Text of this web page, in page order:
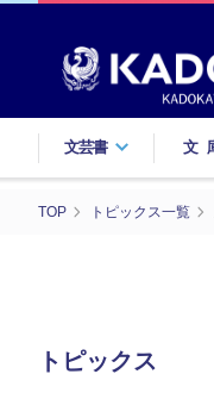
文芸書 文
TOP トピックス一覧
トピックス